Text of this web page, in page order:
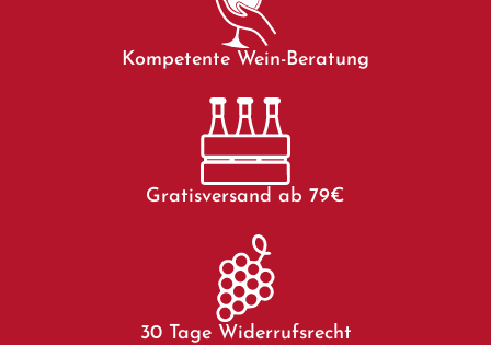
Kompetente Wein-Beratung
Gratisversand ab 79€
30 Tage Widerrufsrecht